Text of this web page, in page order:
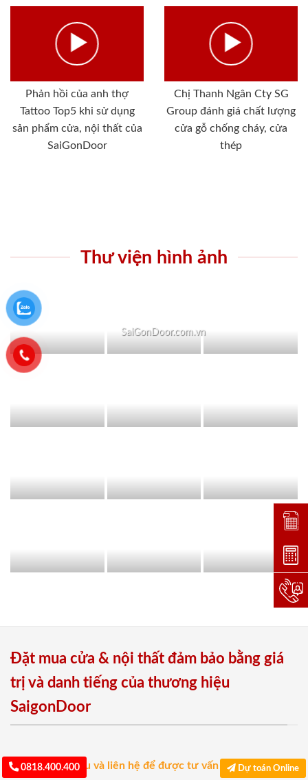
Phản hồi của anh thợ
Tattoo Top5 khi sử dụng
sản phẩm cửa, nội thất của
SaiGonDoor
Chị Thanh Ngân Cty SG
Group đánh giá chất lượng
cửa gỗ chống cháy, cửa
thép
Thư viện hình ảnh
SaiGonDoor.com.vn
Đặt mua cửa & nội thất đảm bảo bằng giá
trị và danh tiếng của thương hiệu
SaigonDoor
1. Lựa chọn mẫu và liên hệ để được tư vấn miễn phí
0818.400.400 Dự toán Online
Đặt
Dự